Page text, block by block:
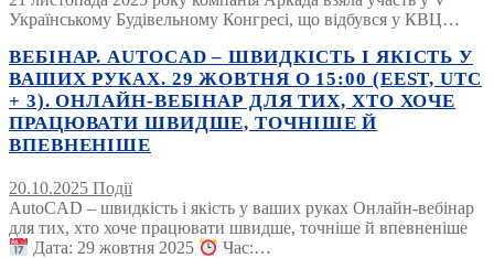
Українському Будівельному Конгресі, що відбувся у КВЦ…
ВЕБІНАР. AUTOCAD – ШВИДКІСТЬ І ЯКІСТЬ У
ВАШИХ РУКАХ. 29 ЖОВТНЯ О 15:00 (EEST, UTC
+ 3). ОНЛАЙН-ВЕБІНАР ДЛЯ ТИХ, ХТО ХОЧЕ
ПРАЦЮВАТИ ШВИДШЕ, ТОЧНІШЕ Й
ВПЕВНЕНІШЕ
20.10.2025 Події
AutoCAD – швидкість і якість у ваших руках Онлайн-вебінар
для тих, хто хоче працювати швидше, точніше й впевненіше
Дата: 29 жовтня 2025
Час:…